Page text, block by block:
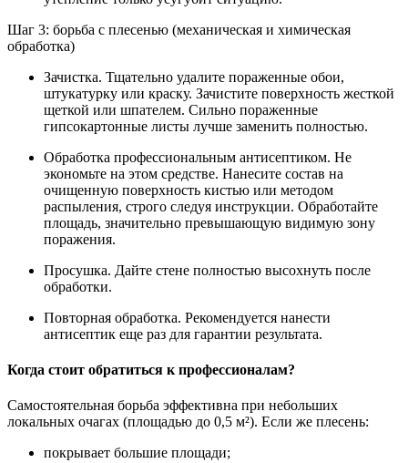
Шаг 3: борьба с плесенью (механическая и химическая
обработка)
Зачистка. Тщательно удалите пораженные обои,
штукатурку или краску. Зачистите поверхность жесткой
щеткой или шпателем. Сильно пораженные
гипсокартонные листы лучше заменить полностью.
Обработка профессиональным антисептиком. Не
экономьте на этом средстве. Нанесите состав на
очищенную поверхность кистью или методом
распыления, строго следуя инструкции. Обработайте
площадь, значительно превышающую видимую зону
поражения.
Просушка. Дайте стене полностью высохнуть после
обработки.
Повторная обработка. Рекомендуется нанести
антисептик еще раз для гарантии результата.
Когда стоит обратиться к профессионалам?
Самостоятельная борьба эффективна при небольших
локальных очагах (площадью до 0,5 м²). Если же плесень:
покрывает большие площади;